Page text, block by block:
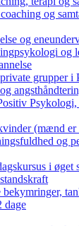
og
og
og
grupper i
(mænd er
og
i øget
dage